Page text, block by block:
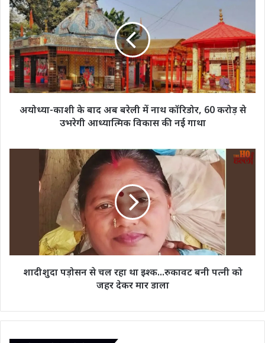
काशी
के
बाद
अब
बरेली
में
नाथ
कॉरिडोर,
करोड़अयोध्या-काशी के बाद अब बरेली में नाथ कॉरिडोर, 60 करोड़ से
उभरेगी आध्यात्मिक विकास की नई गाथा
इश्क...रुकावट
पत्नी
शादीशुदा पड़ोसन से चल रहा था इश्क...रुकावट बनी पत्नी को
जहर देकर मार डाला